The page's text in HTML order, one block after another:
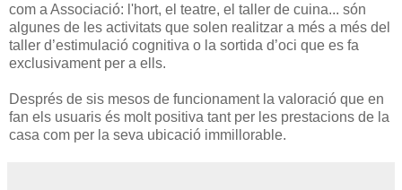
com a Associació: l'hort, el teatre, el taller de cuina... són
algunes de les activitats que solen realitzar a més a més del
taller d’estimulació cognitiva o la sortida d’oci que es fa
exclusivament per a ells.
Després de sis mesos de funcionament la valoració que en
fan els usuaris és molt positiva tant per les prestacions de la
casa com per la seva ubicació immillorable.